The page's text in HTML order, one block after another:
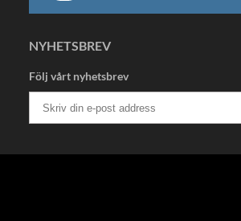
NYHETSBREV
Följ vårt nyhetsbrev